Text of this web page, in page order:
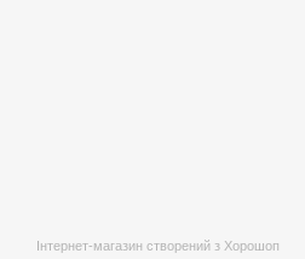
Інтернет-магазин створений з Хорошоп